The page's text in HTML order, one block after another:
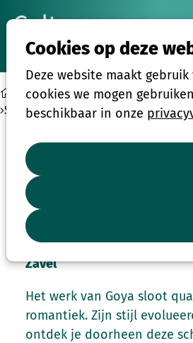
Cookies op deze
Deze website maakt
cookies we mogen
beschikbaar in onze
Nieuws
Sprekers bij VOLZET: Goya in Bozar
Zavel
Het werk van Goya sloot
romantiek. Zijn stijl
ontdek je doorheen deze